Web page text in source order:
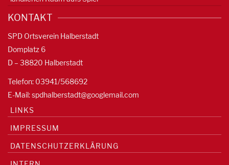
KONTAKT
SPD Ortsverein Halberstadt
Domplatz 6
D – 38820 Halberstadt
Telefon: 03941/568692
E-Mail:spdhalberstadt@googlemail.com
LINKS
IMPRESSUM
DATENSCHUTZERKLÄRUNG